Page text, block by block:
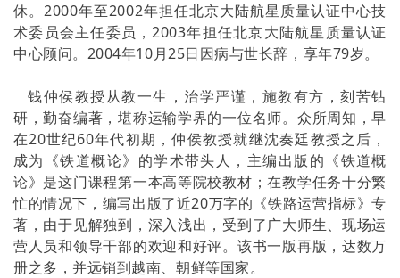
休。2000年至2002年担任北京大陆航星质量认证中心技
术委员会主任委员，2003年担任北京大陆航星质量认证
中心顾问。2004年10月25日因病与世长辞，享年79岁。
钱仲侯教授从教一生，治学严谨，施教有方，刻苦钻
研，勤奋编著，堪称运输学界的一位名师。众所周知，早
在20世纪60年代初期，仲侯教授就继沈奏廷教授之后，
成为《铁道概论》的学术带头人，主编出版的《铁道概
论》是这门课程第一本高等院校教材；在教学任务十分繁
忙的情况下，编写出版了近20万字的《铁路运营指标》专
著，由于见解独到，深入浅出，受到了广大师生、现场运
营人员和领导干部的欢迎和好评。该书一版再版，达数万
册之多，并远销到越南、朝鲜等国家。